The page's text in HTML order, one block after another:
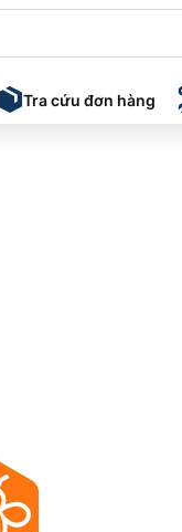
Tra cứu đơn hàng